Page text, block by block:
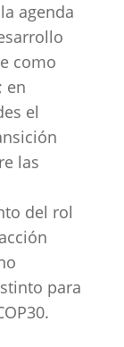
agenda
como
en
el
las
del rol
para